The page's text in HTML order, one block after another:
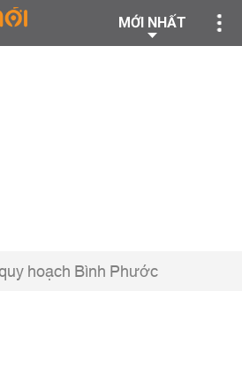
MỚI NHẤT
hoạch Bình Phước